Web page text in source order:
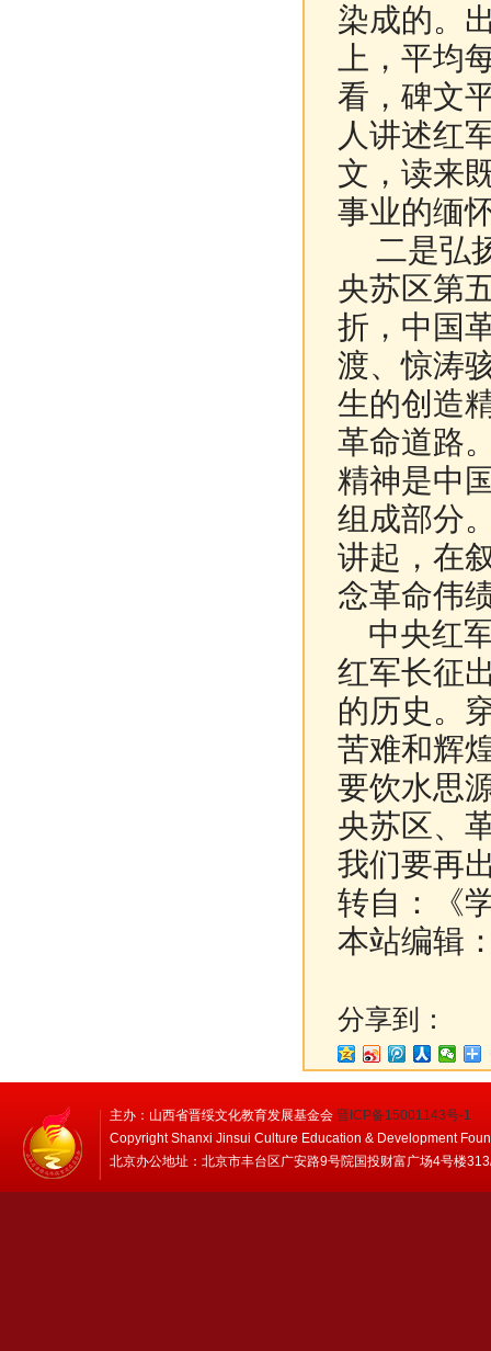
染成的。
上，平均
看，碑文
人讲述红
文，读来
事业的缅
二是弘
央苏区第
折，中国
渡、惊涛
生的创造
革命道路
精神是中
组成部分
讲起，在
念革命伟
中央红
红军长征
的历史。
苦难和辉
要饮水思
央苏区、
我们要再
转自：《
本站编辑
分享到：
主办：山西省晋绥文化教育发展基金会 晋ICP备15001143号-1
Copyright Shanxi Jinsui Culture Education & Development
北京办公地址：北京市丰台区广安路9号院国投财富广场4号楼